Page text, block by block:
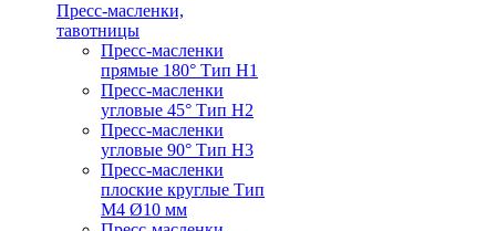
Пресс-масленки,
тавотницы
Пресс-масленки
прямые 180° Тип H1
Пресс-масленки
угловые 45° Тип H2
Пресс-масленки
угловые 90° Тип H3
Пресс-масленки
плоские круглые Тип
M4 Ø10 мм